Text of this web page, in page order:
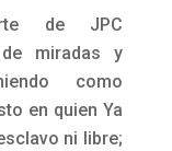
de JPC
miradas y
como
en quien Ya
ni libre;